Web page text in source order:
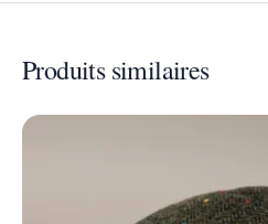
Produits similaires